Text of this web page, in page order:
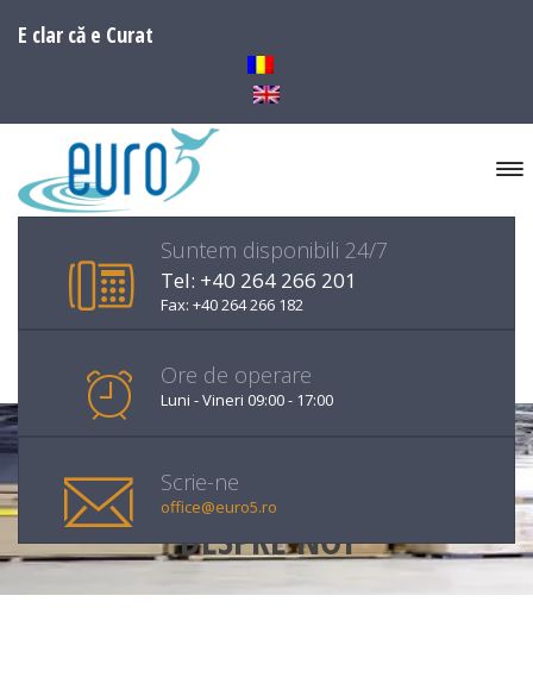
E clar că e Curat
DESPRE NOI
Suntem disponibili 24/7
Tel: +40 264 266 201
Fax: +40 264 266 182
Ore de operare
Luni - Vineri 09:00 - 17:00
Scrie-ne
office@euro5.ro